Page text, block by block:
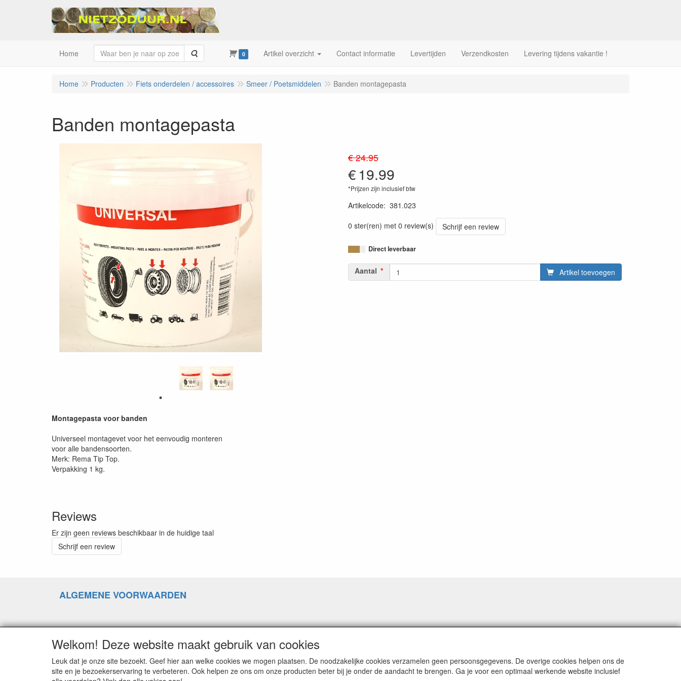
Home Zoeken 0 Artikel overzicht Contact informatie Levertijden Verzendkosten Levering tijdens vakantie !
Home Producten Fiets onderdelen / accessoires Smeer / Poetsmiddelen Banden montagepasta
Banden montagepasta
€ 24.95
€19.99
*Prijzen zijn inclusief btw
Artikelcode: 381.023
0 ster(ren) met 0 review(s)
Schrijf een review
Direct leverbaar
Aantal Artikel toevoegen
Montagepasta voor banden
Universeel montagevet voor het eenvoudig monteren
voor alle bandensoorten.
Merk: Rema Tip Top.
Verpakking 1 kg.
Reviews
Er zijn geen reviews beschikbaar in de huidige taal
Schrijf een review
ALGEMENE VOORWAARDEN
RETOURZENDING
GOEDEREN RUILEN
Welkom! Deze website maakt gebruik van cookies
Leuk dat je onze site bezoekt. Geef hier aan welke cookies we mogen plaatsen. De noodzakelijke cookies verzamelen geen persoonsgegevens. De overige cookies helpen ons de
site en je bezoekerservaring te verbeteren. Ook helpen ze ons om onze producten beter bij je onder de aandacht te brengen. Ga je voor een optimaal werkende website inclusief